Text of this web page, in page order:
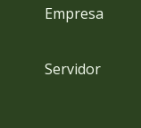
Empresa
Servidor